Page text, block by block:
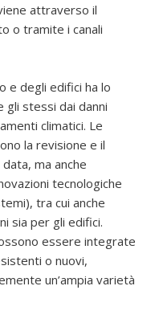
attraverso il
o tramite i canali
e degli edifici ha lo
stessi dai danni
climatici. Le
la revisione e il
ma anche
tecnologiche
tra cui anche
sia per gli edifici.
essere integrate
o nuovi,
un’ampia varietà